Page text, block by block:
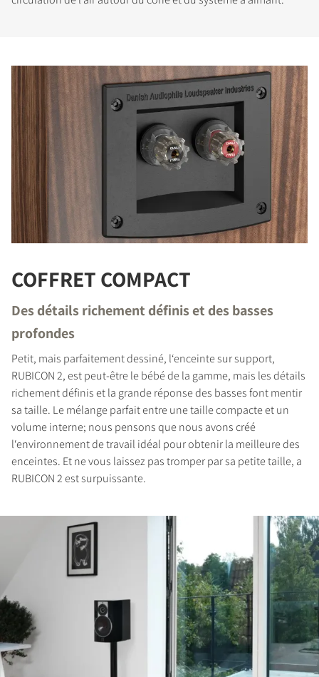
COMPARER LES PRODUITS
COFFRET COMPACT
Des détails richement définis et des basses
profondes
Petit, mais parfaitement dessiné, l‘enceinte sur support,
RUBICON 2, est peut-être le bébé de la gamme, mais les détails
richement définis et la grande réponse des basses font mentir
sa taille. Le mélange parfait entre une taille compacte et un
volume interne; nous pensons que nous avons créé
l‘environnement de travail idéal pour obtenir la meilleure des
enceintes. Et ne vous laissez pas tromper par sa petite taille, a
RUBICON 2 est surpuissante.
INSCRIVEZ-VOUS POUR
ACCÉDER AUX